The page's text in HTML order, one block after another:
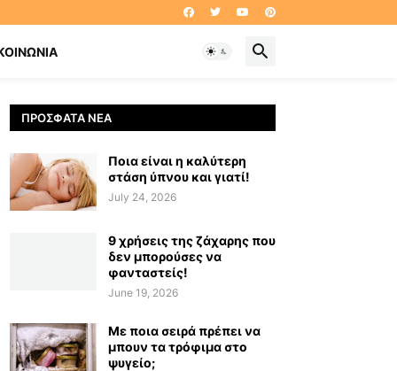
ΠΡΌΣΦΑΤΑ ΝΈΑ
Ποια είναι η καλύτερη
στάση ύπνου και γιατί!
July 24, 2026
9 χρήσεις της ζάχαρης που
δεν μπορούσες να
φανταστείς!
June 19, 2026
Με ποια σειρά πρέπει να
μπουν τα τρόφιμα στο
ψυγείο;